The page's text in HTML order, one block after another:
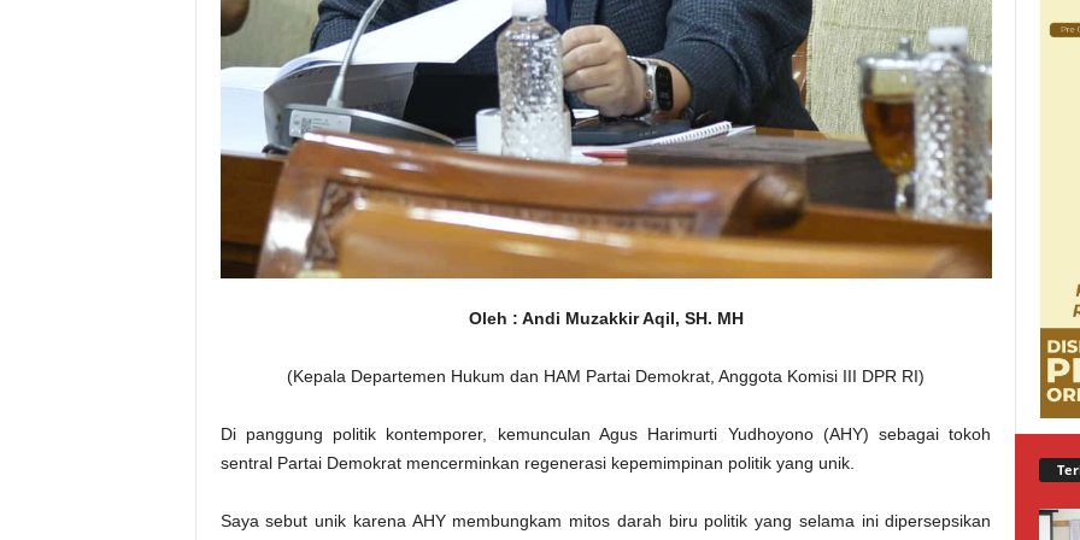
Oleh : Andi Muzakkir Aqil, SH. MH
(Kepala Departemen Hukum dan HAM Partai Demokrat, Anggota Komisi III DPR RI)
Di panggung politik kontemporer, kemunculan Agus Harimurti Yudhoyono (AHY) sebagai tokoh
sentral Partai Demokrat mencerminkan regenerasi kepemimpinan politik yang unik.
Saya sebut unik karena AHY membungkam mitos darah biru politik yang selama ini dipersepsikan